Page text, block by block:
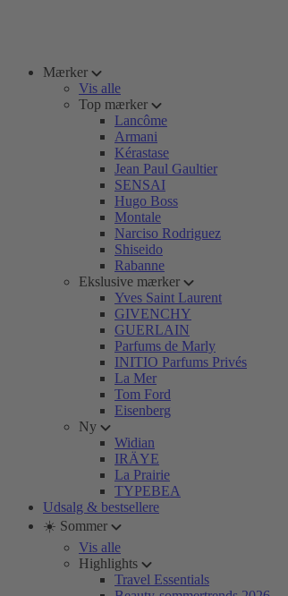
Mærker
Vis alle
Top mærker
Lancôme
Armani
Kérastase
Jean Paul Gaultier
SENSAI
Hugo Boss
Montale
Narciso Rodriguez
Shiseido
Rabanne
Ekslusive mærker
Yves Saint Laurent
GIVENCHY
GUERLAIN
Parfums de Marly
INITIO Parfums Privés
La Mer
Tom Ford
Eisenberg
Ny
Widian
IRÄYE
La Prairie
TYPEBEA
Udsalg & bestsellere
☀️ Sommer
Vis alle
Highlights
Travel Essentials